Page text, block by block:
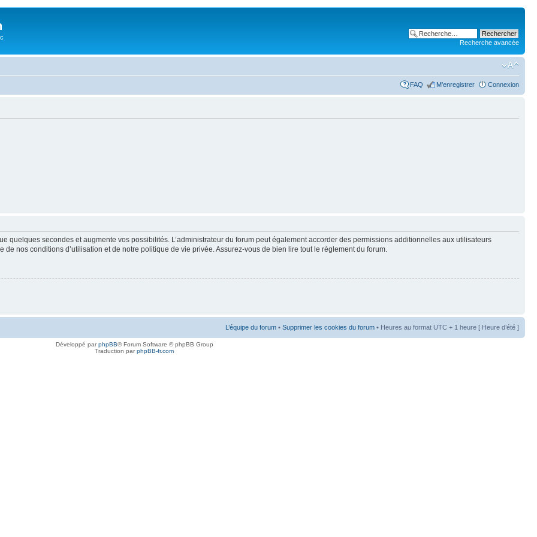
Recherche avancée
FAQ M’enregistrer Connexion
quelques secondes et augmente vos possibilités. L’administrateur du forum peut également accorder des permissions additionnelles aux utilisateurs
nos conditions d’utilisation et de notre politique de vie privée. Assurez-vous de bien lire tout le règlement du forum.
L’équipe du forum • Supprimer les cookies du forum • Heures au format UTC + 1 heure [ Heure d’été ]
Développé parphpBB® Forum Software © phpBB Group
Traduction parphpBB-fr.com